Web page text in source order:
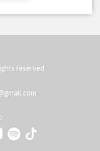
reserved